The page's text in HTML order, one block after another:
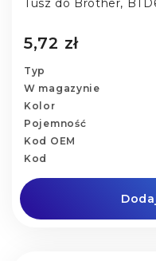
5,72 zł
Typ
W magazynie
Kolor
Pojemność
Kod OEM
Kod